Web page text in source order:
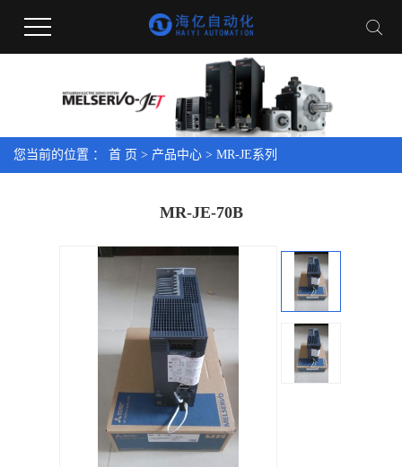
您当前的位置 ： 首 页 > 产品中心 > MR-JE系列
MR-JE-70B